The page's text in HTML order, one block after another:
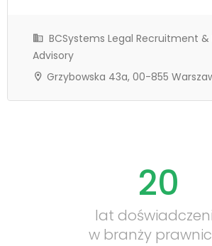
BCSystems Legal Recruitment &
Advisory
Grzybowska 43a, 00-855
20
lat
w branży